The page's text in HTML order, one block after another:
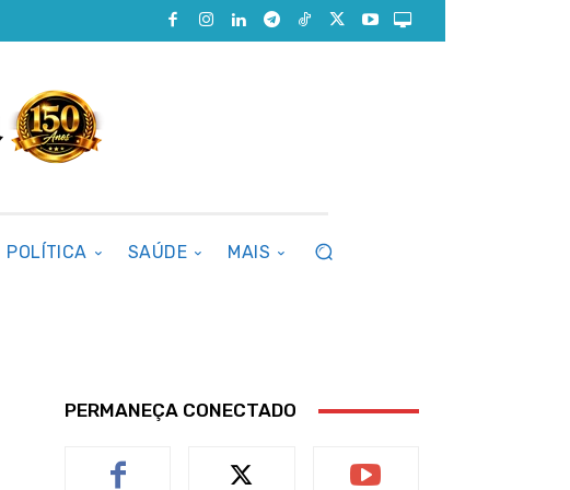
POLÍTICA SAÚDE MAIS
PERMANEÇA CONECTADO